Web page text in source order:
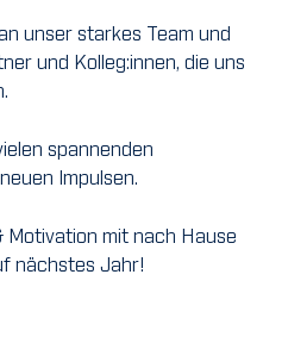
unser starkes Team und
und Kolleg:innen, die uns
spannenden
Impulsen.
Motivation mit nach Hause
nächstes Jahr!